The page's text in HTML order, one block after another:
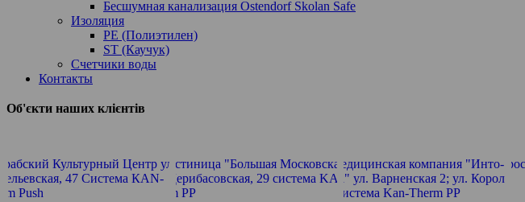
Бесшумная канализация Ostendorf Skolan Safe
Изоляция
PE (Полиэтилен)
ST (Каучук)
Счетчики воды
Контакты
Об'єкти наших клієнтів